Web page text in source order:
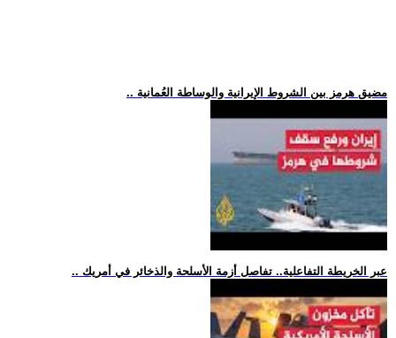
.. مضيق هرمز بين الشروط الإيرانية والوساطة العُمانية
.. عبر الخريطة التفاعلية.. تفاصل أزمة الأسلحة والذخائر في أمريك